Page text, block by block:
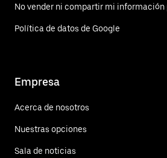
No vender ni compartir mi información
Política de datos de Google
Empresa
Acerca de nosotros
Nuestras opciones
Sala de noticias